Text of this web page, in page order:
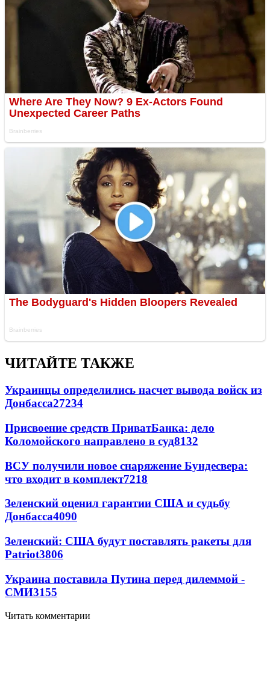
ЧИТАЙТЕ ТАКЖЕ
Украинцы определились насчет вывода войск из
Донбасса27234
Присвоение средств ПриватБанка: дело
Коломойского направлено в суд8132
ВСУ получили новое снаряжение Бундесвера:
что входит в комплект7218
Зеленский оценил гарантии США и судьбу
Донбасса4090
Зеленский: США будут поставлять ракеты для
Patriot3806
Украина поставила Путина перед дилеммой -
СМИ3155
Читать комментарии